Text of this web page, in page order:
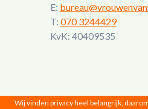
E:
T: 070 3244429
KvK: 40409535
Wij vinden privacy heel belangrijk,